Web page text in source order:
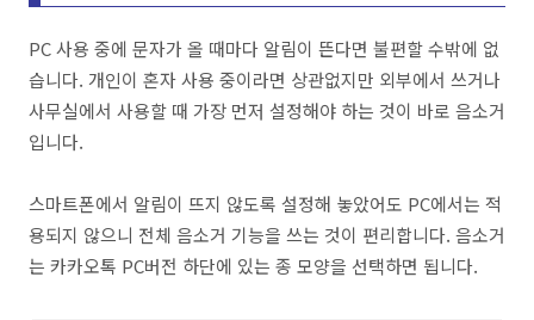
PC 사용 중에 문자가 올 때마다 알림이 뜬다면 불편할 수밖에 없
습니다. 개인이 혼자 사용 중이라면 상관없지만 외부에서 쓰거나
사무실에서 사용할 때 가장 먼저 설정해야 하는 것이 바로 음소거
입니다.
스마트폰에서 알림이 뜨지 않도록 설정해 놓았어도 PC에서는 적
용되지 않으니 전체 음소거 기능을 쓰는 것이 편리합니다. 음소거
는 카카오톡 PC버전 하단에 있는 종 모양을 선택하면 됩니다.